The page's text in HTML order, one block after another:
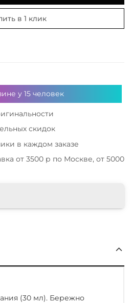
в 1 клик
у15 человек
скидок
в каждом заказе
от 3500 р по Москве, от 5000
(30 мл). Бережно